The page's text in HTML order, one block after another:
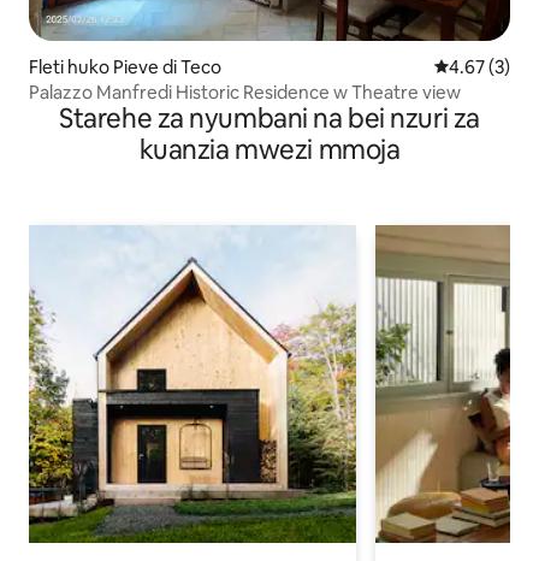
Fleti huko Pieve di Teco Ukadiriaji
4.67 (3)
Palazzo Manfredi Historic Residence w Theatre view
Starehe za nyumbani na bei nzuri za
kuanzia mwezi mmoja